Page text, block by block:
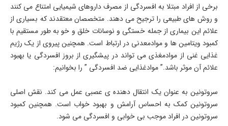
برخی از افراد مبتلا به افسردگی از مصرف داروهای شیمیایی امتناع می کنند
و روش های طبیعی را ترجیح می دهند. متخصصان معتقدند که بسیاری از
علائم این بیماری از جمله خستگی و نوسانات خلق و خو به طور مستقیم با
کمبود ویتامین ها و موادمعدنی در ارتباط است. همچنین پیروی از یک رژیم
غذایی غنی از موادمغذی می تواند در پیشگیری از بروز افسردگی یا بهبود
علائم آن موثر باشد.” موادغذایی ضد افسردگی ” را بخوانیم:
سروتونین به عنوان یک انتقال دهنده ی عصبی عمل می کند. نقش اصلی
سروتونین کمک به احساس آرامش و بهبود خواب است. همچنین کمبود
سروتونین در افراد موجب بی خوابی و افسردگی می شود.